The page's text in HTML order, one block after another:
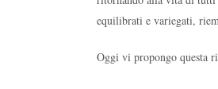
equilibrati e variegati,
Oggi vi propongo questa